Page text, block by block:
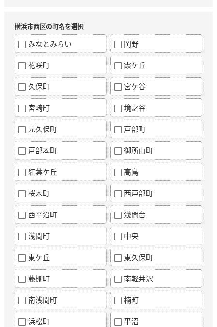
横浜市西区の町名を選択
みなとみらい 岡野
花咲町 霞ケ丘
久保町 宮ケ谷
宮崎町 境之谷
元久保町 戸部町
戸部本町 御所山町
紅葉ケ丘 高島
桜木町 西戸部町
西平沼町 浅間台
浅間町 中央
東ケ丘 東久保町
藤棚町 南軽井沢
南浅間町 楠町
浜松町 平沼